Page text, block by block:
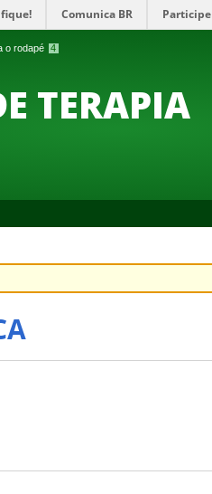
o rodapé 4
Comunica BR Participe
TERAPIA